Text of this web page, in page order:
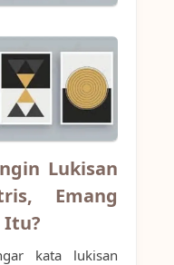
Lukisan
Emang
Itu?
kata lukisan